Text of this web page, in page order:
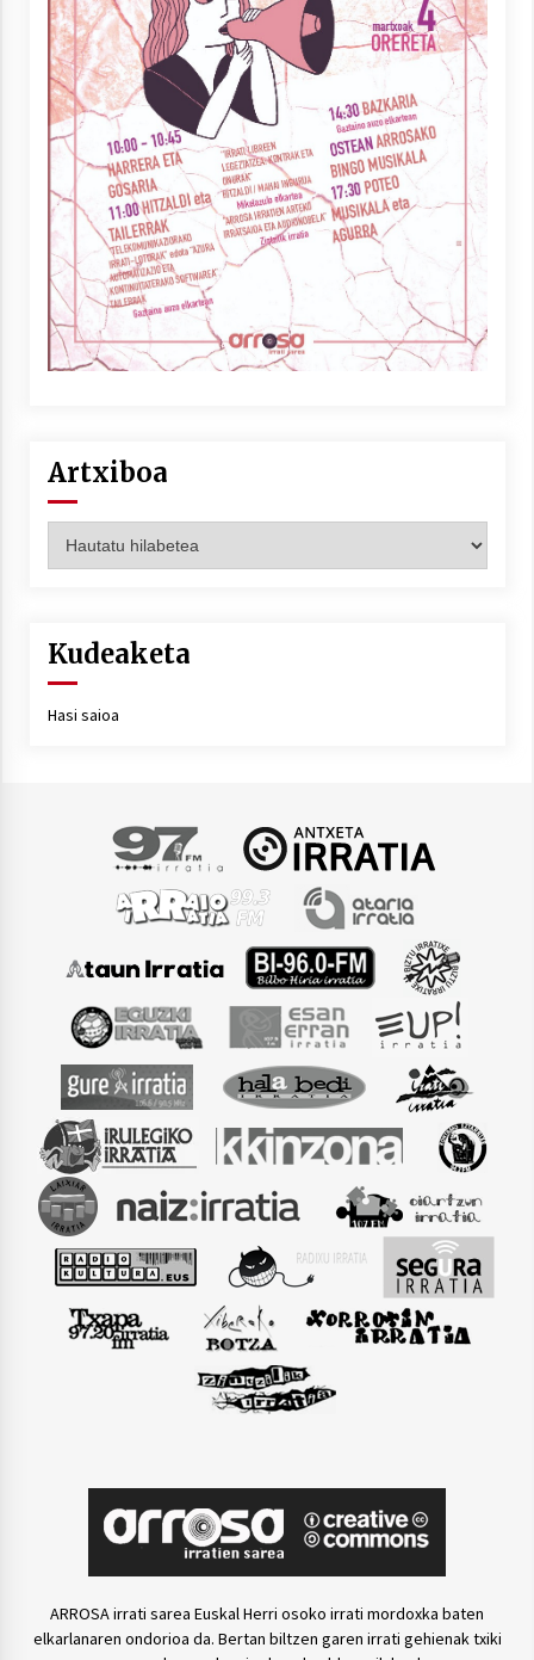
Artxiboa
Kudeaketa
Hasi saioa
ARROSA irrati sarea Euskal Herri osoko irrati mordoxka baten
elkarlanaren ondorioa da. Bertan biltzen garen irrati gehienak txiki